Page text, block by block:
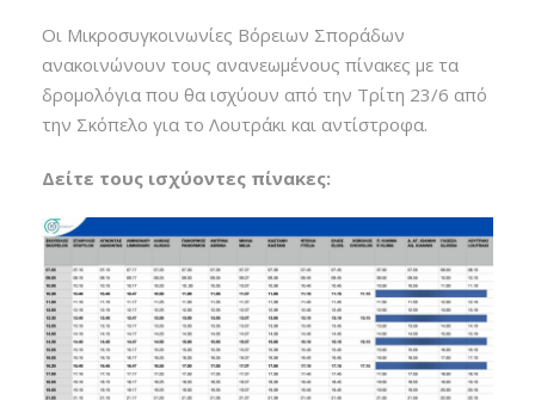
Οι Μικροσυγκοινωνίες Βόρειων Σποράδων
ανακοινώνουν τους ανανεωμένους πίνακες με τα
δρομολόγια που θα ισχύουν από την Τρίτη 23/6 από
την Σκόπελο για το Λουτράκι και αντίστροφα.
Δείτε τους ισχύοντες πίνακες: